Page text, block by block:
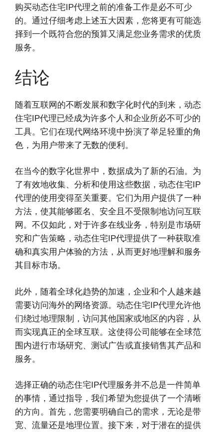
购买动态住宅IP代理之前的准备工作是必不可少
的。通过仔细考虑上述五大因素，您将更有可能选
择到一个既符合您的预算又满足您业务需求的优质
服务。
结论
随着互联网的不断发展和数字化时代的到来，动态
住宅IP代理已经成为许多个人和企业所必不可少的
工具。它们在现代网络环境中扮演了举足轻重的角
色，为用户带来了无数的便利。
在当今的数字化世界中，数据成为了新的石油。为
了有效地收集、分析和使用这些数据，动态住宅IP
代理的使用变得至关重要。它们为用户提供了一种
方法，使其能够匿名、安全且不受限制地访问互联
网。不仅如此，对于许多在线业务，特别是市场研
究和广告策略，动态住宅IP代理提供了一种获取准
确和真实用户体验的方法，从而更好地理解和服务
其目标市场。
此外，随着全球化趋势的加速，企业和个人越来越
需要访问海外的网络资源。动态住宅IP代理允许他
们绕过地理限制，访问其他国家或地区的内容，从
而实现真正的全球互联。这使得公司能够在全球范
围内进行市场研究、测试广告或直接销售其产品和
服务。
选择正确的动态住宅IP代理服务并不总是一件简单
的事情，通过指导，我们希望为您提供了一个清晰
的方向。首先，您需要明确自己的需求，无论是带
宽、流量还是地理位置。接下来，对于潜在的提供